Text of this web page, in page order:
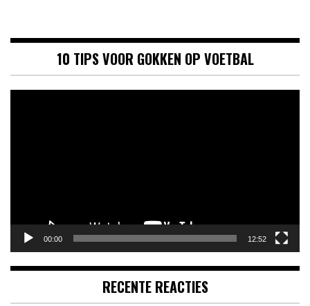
10 TIPS VOOR GOKKEN OP VOETBAL
00:00 12:52
RECENTE REACTIES